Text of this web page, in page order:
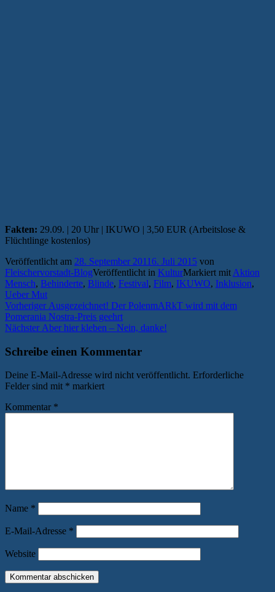
Fakten: 29.09. | 20 Uhr | IKUWO | 3,50 EUR (Arbeitslose &
Flüchtlinge kostenlos)
Veröffentlicht am 28. September 20116. Juli 2015 von
Fleischervorstadt-BlogVeröffentlicht in KulturMarkiert mit Aktion
Mensch, Behinderte, Blinde, Festival, Film, IKUWO, Inklusion,
Ueber Mut
Beitragsnavigation
Vorheriger Vorheriger
Beitrag:
Ausgezeichnet! Der PolenmARkT wird mit dem
Pomerania Nostra-Preis geehrt
Nächster Nächster
Aber hier kleben – Nein, danke!
Schreibe einen Kommentar
Deine E-Mail-Adresse wird nicht veröffentlicht. Erforderliche
Felder sind mit * markiert
Kommentar *
Name *
E-Mail-Adresse *
Website